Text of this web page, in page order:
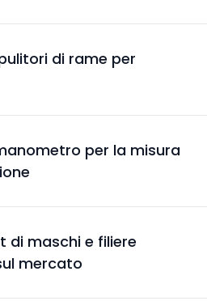
di rame per
per la misura
di maschi e filiere
mercato